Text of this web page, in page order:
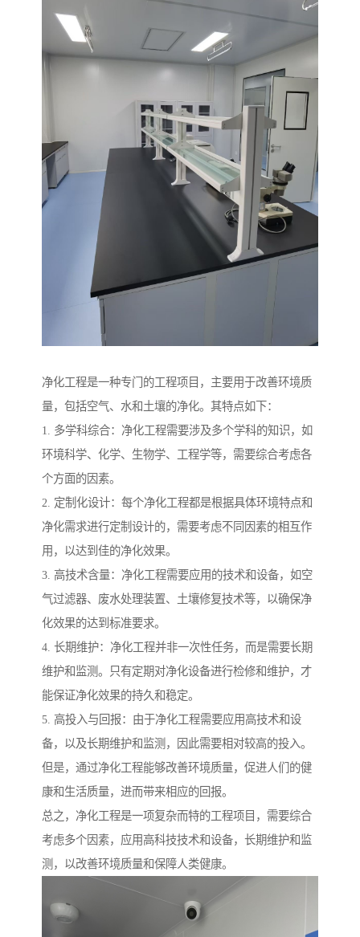
净化工程是一种专门的工程项目，主要用于改善环境质
量，包括空气、水和土壤的净化。其特点如下：
1. 多学科综合：净化工程需要涉及多个学科的知识，如
环境科学、化学、生物学、工程学等，需要综合考虑各
个方面的因素。
2. 定制化设计：每个净化工程都是根据具体环境特点和
净化需求进行定制设计的，需要考虑不同因素的相互作
用，以达到佳的净化效果。
3. 高技术含量：净化工程需要应用的技术和设备，如空
气过滤器、废水处理装置、土壤修复技术等，以确保净
化效果的达到标准要求。
4. 长期维护：净化工程并非一次性任务，而是需要长期
维护和监测。只有定期对净化设备进行检修和维护，才
能保证净化效果的持久和稳定。
5. 高投入与回报：由于净化工程需要应用高技术和设
备，以及长期维护和监测，因此需要相对较高的投入。
但是，通过净化工程能够改善环境质量，促进人们的健
康和生活质量，进而带来相应的回报。
总之，净化工程是一项复杂而特的工程项目，需要综合
考虑多个因素，应用高科技技术和设备，长期维护和监
测，以改善环境质量和保障人类健康。